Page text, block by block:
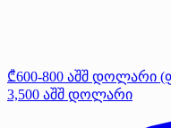
₾600-800 აშშ დოლარი
3,500 აშშ დოლარი